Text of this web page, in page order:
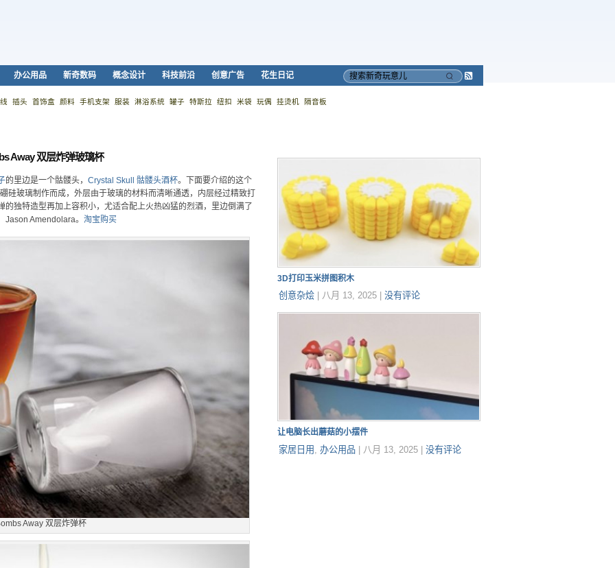
办公用品 新奇数码 概念设计 科技前沿 创意广告 花生日记
Subscribe
搜
插头 首饰盒 颜料 手机支架 服装 淋浴系统 罐子 特斯拉 纽扣 米袋 玩偶 挂烫机 隔音板
Away 双层炸弹玻璃杯
的里边是一个骷髅头， Crystal Skull 骷髅头酒杯。下面要介绍的这个
硅玻璃制作而成，外层由于玻璃的材料而清晰通透，内层经过精致打
独特造型再加上容积小，尤适合配上火热凶猛的烈酒，里边倒满了
Amendolara。 淘宝购买
Away 双层炸弹杯
3D打印玉米拼图积木
创意杂烩 八月 13, 2025 没有评论
让电脑长出蘑菇的小摆件
家居日用 办公用品 八月 13, 2025 没有评论